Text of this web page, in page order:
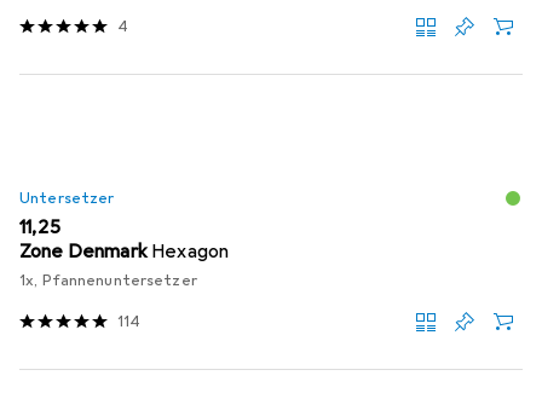
4
Untersetzer
EUR
11,25
Zone Denmark Hexagon
1x, Pfannenuntersetzer
114